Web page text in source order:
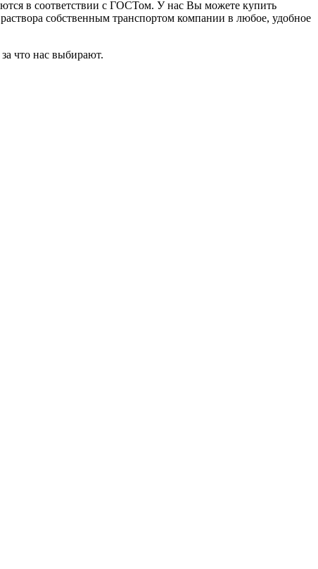
в соответствии с ГОСТом. У нас Вы можете купить
собственным транспортом компании в любое, удобное
что нас выбирают.